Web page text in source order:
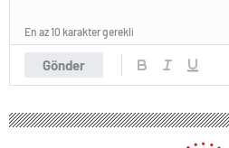
Gönder
En az 10 karakter gerekli